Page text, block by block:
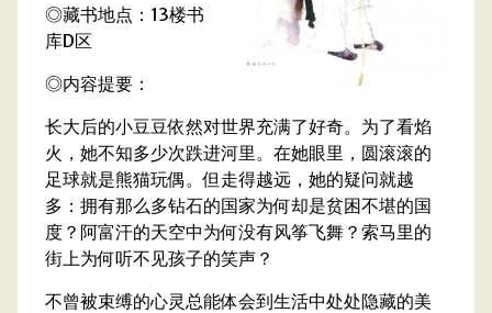
◎藏书地点：13楼书
库D区
◎内容提要：
长大后的小豆豆依然对世界充满了好奇。为了看焰
火，她不知多少次跌进河里。在她眼里，圆滚滚的
足球就是熊猫玩偶。但走得越远，她的疑问就越
多：拥有那么多钻石的国家为何却是贫困不堪的国
度？阿富汗的天空中为何没有风筝飞舞？索马里的
街上为何听不见孩子的笑声？
不曾被束缚的心灵总能体会到生活中处处隐藏的美